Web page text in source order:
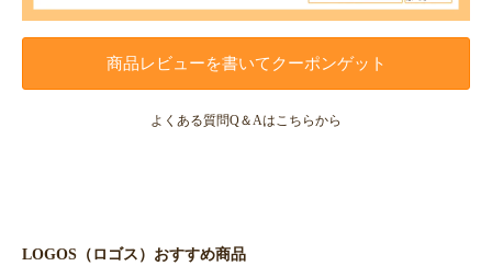
商品レビューを書いてクーポンゲット
よくある質問Q＆Aはこちらから
LOGOS（ロゴス）おすすめ商品